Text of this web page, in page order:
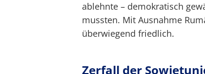
ablehnte – demokratisch
mussten. Mit Ausnahme
überwiegend friedlich.
Zerfall der